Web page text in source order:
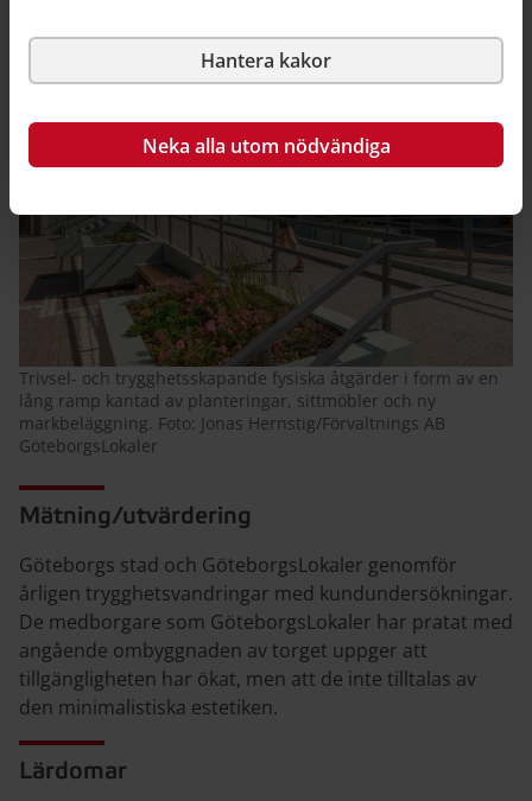
Hantera kakor
Neka alla utom nödvändiga
Trivsel- och trygghetsskapande fysiska åtgärder i form av en
lång ramp kantad av planteringar, sittmöbler och ny
markbeläggning. Foto: Jonas Hernstig/Förvaltnings AB
GöteborgsLokaler
Mätning/utvärdering
Göteborgs stad och GöteborgsLokaler genomför
årligen trygghetsvandringar med kundundersökningar.
De medborgare som GöteborgsLokaler har pratat med
angående ombyggnaden av torget uppger att
tillgängligheten har ökat, men att de inte tilltalas av
den minimalistiska estetiken.
Lärdomar